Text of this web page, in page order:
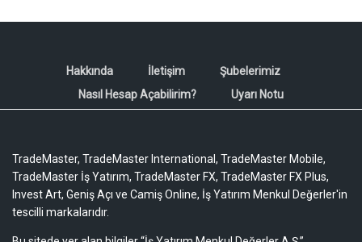
Hakkında İletişim
Şubelerimiz
Nasıl Hesap Açabilirim?
Uyarı Notu
TradeMaster, TradeMaster International, TradeMaster Mobile,
TradeMaster İş Yatırım, TradeMaster FX, TradeMaster FX Plus,
Invest Art, Geniş Açı ve Camiş Online, İş Yatırım Menkul Değerler'in
tescilli markalarıdır.